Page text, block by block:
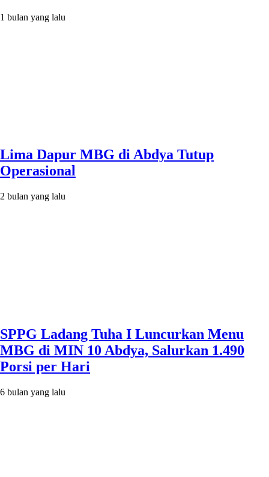
1 bulan yang lalu
Lima Dapur MBG di Abdya Tutup
Operasional
2 bulan yang lalu
SPPG Ladang Tuha I Luncurkan Menu
MBG di MIN 10 Abdya, Salurkan 1.490
Porsi per Hari
6 bulan yang lalu